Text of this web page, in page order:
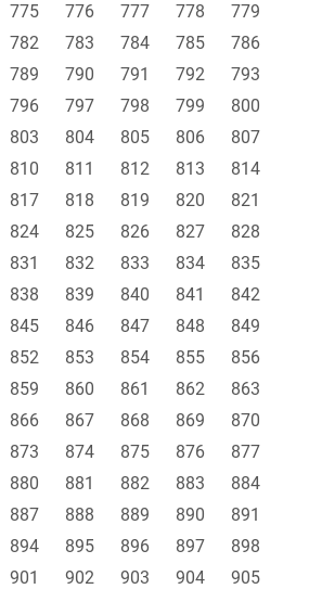
775 776 777 778
779
782 783 784 785
786
789 790 791 792
793
796 797 798 799
800
803 804 805 806
807
810 811 812 813
814
817 818 819 820
821
824 825 826 827
828
831 832 833 834
835
838 839 840 841
842
845 846 847 848
849
852 853 854 855
856
859 860 861 862
863
866 867 868 869
870
873 874 875 876
877
880 881 882 883
884
887 888 889 890
891
894 895 896 897
898
901 902 903 904
905